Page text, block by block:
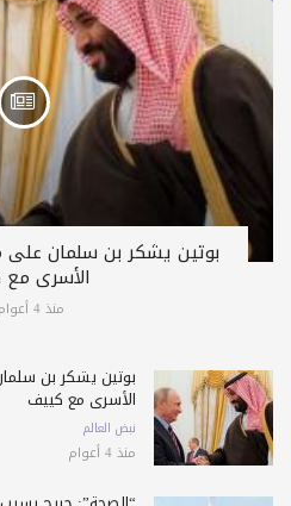
بوتين يشكر بن سلمان على
الأسرى
منذ 4 أعوام
بوتين يشكر بن
الأسرى مع كييف
نبض العالم
منذ 4 أعوام